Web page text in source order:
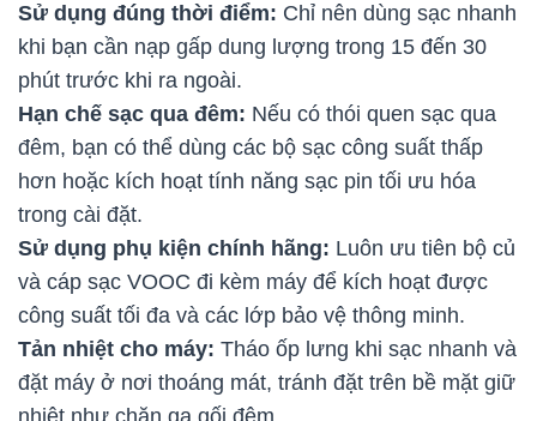
Sử dụng đúng thời điểm: Chỉ nên dùng sạc nhanh
khi bạn cần nạp gấp dung lượng trong 15 đến 30
phút trước khi ra ngoài.
Hạn chế sạc qua đêm: Nếu có thói quen sạc qua
đêm, bạn có thể dùng các bộ sạc công suất thấp
hơn hoặc kích hoạt tính năng sạc pin tối ưu hóa
trong cài đặt.
Sử dụng phụ kiện chính hãng: Luôn ưu tiên bộ củ
và cáp sạc VOOC đi kèm máy để kích hoạt được
công suất tối đa và các lớp bảo vệ thông minh.
Tản nhiệt cho máy: Tháo ốp lưng khi sạc nhanh và
đặt máy ở nơi thoáng mát, tránh đặt trên bề mặt giữ